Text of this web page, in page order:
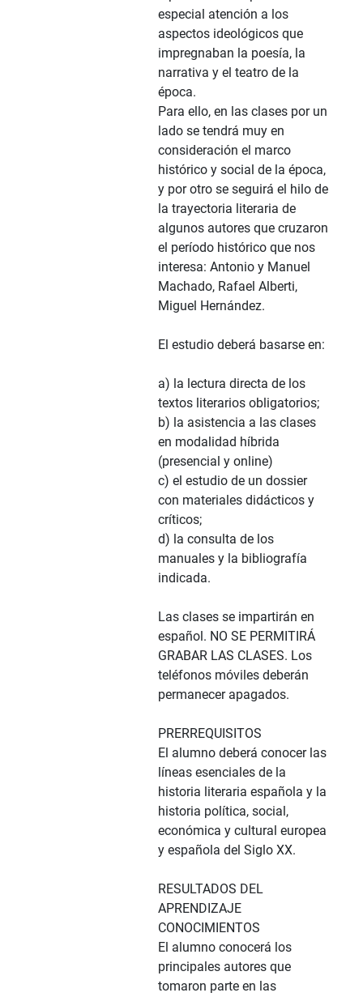
especial atención a los
aspectos ideológicos que
impregnaban la poesía, la
narrativa y el teatro de la
época.
Para ello, en las clases por un
lado se tendrá muy en
consideración el marco
histórico y social de la época,
y por otro se seguirá el hilo de
la trayectoria literaria de
algunos autores que cruzaron
el período histórico que nos
interesa: Antonio y Manuel
Machado, Rafael Alberti,
Miguel Hernández.
El estudio deberá basarse en:
a) la lectura directa de los
textos literarios obligatorios;
b) la asistencia a las clases
en modalidad híbrida
(presencial y online)
c) el estudio de un dossier
con materiales didácticos y
críticos;
d) la consulta de los
manuales y la bibliografía
indicada.
Las clases se impartirán en
español. NO SE PERMITIRÁ
GRABAR LAS CLASES. Los
teléfonos móviles deberán
permanecer apagados.
PRERREQUISITOS
El alumno deberá conocer las
líneas esenciales de la
historia literaria española y la
historia política, social,
económica y cultural europea
y española del Siglo XX.
RESULTADOS DEL
APRENDIZAJE
CONOCIMIENTOS
El alumno conocerá los
principales autores que
tomaron parte en las